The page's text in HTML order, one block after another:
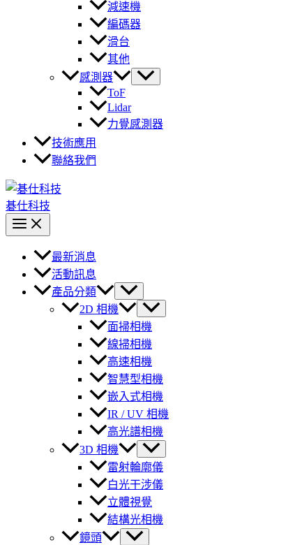
減速機
編碼器
滑台
其他
感測器
ToF
Lidar
力覺感測器
技術應用
聯絡我們
碁仕科技
最新消息
活動訊息
產品分類
2D 相機
面掃相機
線掃相機
高速相機
智慧型相機
嵌入式相機
IR / UV 相機
高光譜相機
3D 相機
雷射輪廓儀
白光干涉儀
立體視覺
結構光相機
鏡頭